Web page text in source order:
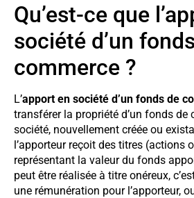
Qu’est-ce que
société d’un
commerce ?
L’apport en société d’un fonds de
transférer la propriété d’un fonds de
société, nouvellement créée ou
l’apporteur reçoit des titres (actions
représentant la valeur du fonds
peut être réalisée à titre onéreux,
une rémunération pour l’apporteur,